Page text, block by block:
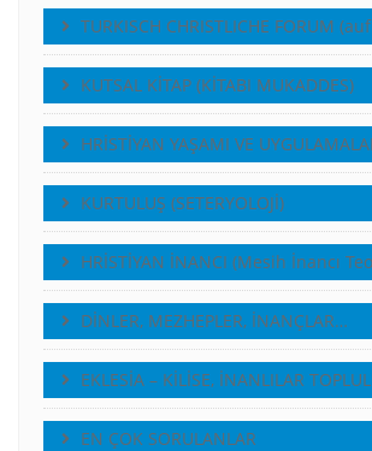
TURKISCH CHRISTLICHE FORUM
KUTSAL KİTAP (KİTABI MUKADDES)
HRİSTİYAN YAŞAMI VE
KURTULUŞ (SETERYOLOJİ)
HRİSTİYAN İNANCI (Mesih İnancı
DİNLER, MEZHEPLER, İNANÇLAR…
EKLESİA – KİLİSE, İNANLILAR
EN ÇOK SORULANLAR